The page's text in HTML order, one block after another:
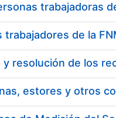
estores y otros